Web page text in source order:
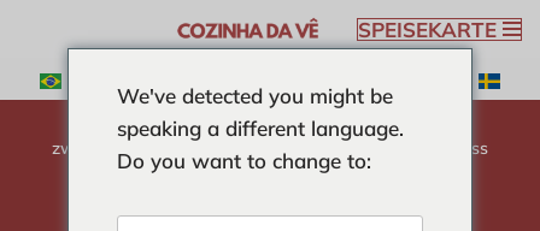
Inhalt
SPEISEKARTE
KURIOSITÄTEN
Was ist der Unterschied
zwischen der Frucht des Grafen und der Soursop? Lass
We've detected you might be
speaking a different language.
Do you want to change to: